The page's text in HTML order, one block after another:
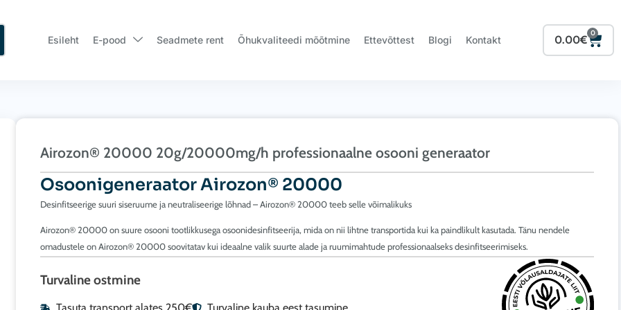
Esileht E-pood Seadmete rent Õhukvaliteedi mõõtmine Ettevõttest Blogi Kontakt 0.00€
0
Cart
Airozon® 20000 20g/20000mg/h professionaalne osooni generaator
Osoonigeneraator Airozon® 20000
Desinfitseerige suuri siseruume ja neutraliseerige lõhnad – Airozon® 20000 teeb selle võimalikuks
Airozon® 20000 on suure osooni tootlikkusega osoonidesinfitseerija, mida on nii lihtne transportida kui ka paindlikult kasutada. Tänu nendele
omadustele on Airozon® 20000 soovitatav kui ideaalne valik suurte alade ja ruumimahtude professionaalseks desinfitseerimiseks.
Turvaline ostmine